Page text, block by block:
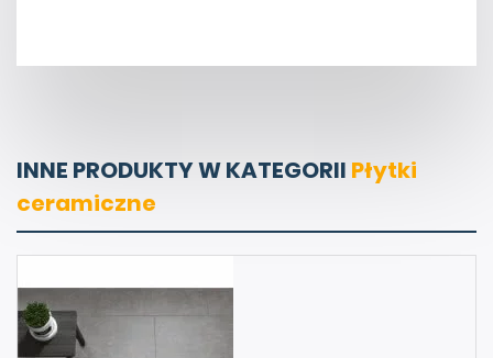
INNE PRODUKTY W KATEGORII Płytki
ceramiczne